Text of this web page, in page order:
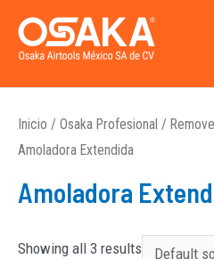
Inicio / Osaka Profesional /
Amoladora Extendida
Amoladora
Showing all 3 results